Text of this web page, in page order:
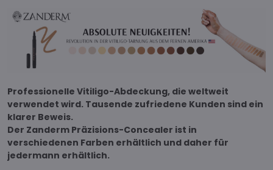
Professionelle Vitiligo-Abdeckung, die weltweit
verwendet wird. Tausende zufriedene Kunden sind ein
klarer Beweis.
Der Zanderm Präzisions-Concealer ist in
verschiedenen Farben erhältlich und daher für
jedermann erhältlich.